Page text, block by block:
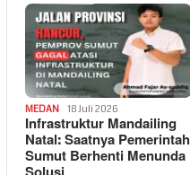
MEDAN 18 Juli 2026
Infrastruktur Mandailing
Natal: Saatnya Pemerintah
Sumut Berhenti Menunda